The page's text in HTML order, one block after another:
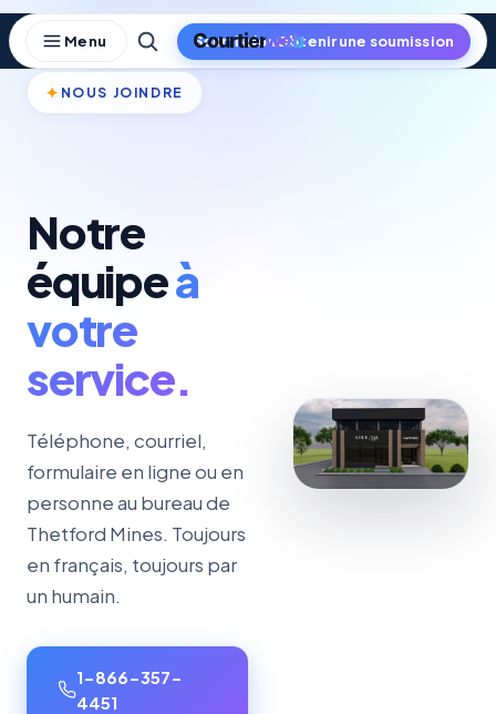
Skip
to
content
Obtenir une soumission
✦ NOUS JOINDRE
Notre
équipeà
votre
service.
Téléphone, courriel,
formulaire en ligne ou en
personne au bureau de
Thetford Mines. Toujours
en français, toujours par
un humain.
1-866-357-
4451